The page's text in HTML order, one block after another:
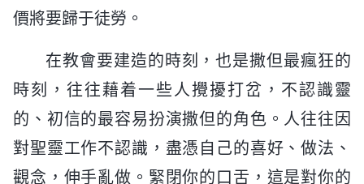
價將要歸于徒勞。
在教會要建造的時刻，也是撒但最瘋狂的
時刻，往往藉着一些人攪擾打岔，不認識靈
的、初信的最容易扮演撒但的角色。人往往因
對聖靈工作不認識，盡憑自己的喜好、做法、
觀念，伸手亂做。緊閉你的口舌，這是對你的